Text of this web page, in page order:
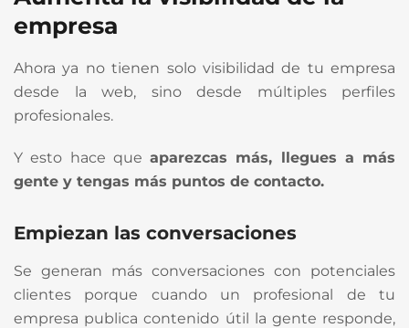
empresa
Ahora ya no tienen solo visibilidad de tu empresa
desde la web, sino desde múltiples perfiles
profesionales.
Y esto hace que aparezcas más, llegues a más
gente y tengas más puntos de contacto.
Empiezan las conversaciones
Se generan más conversaciones con potenciales
clientes porque cuando un profesional de tu
empresa publica contenido útil la gente responde,